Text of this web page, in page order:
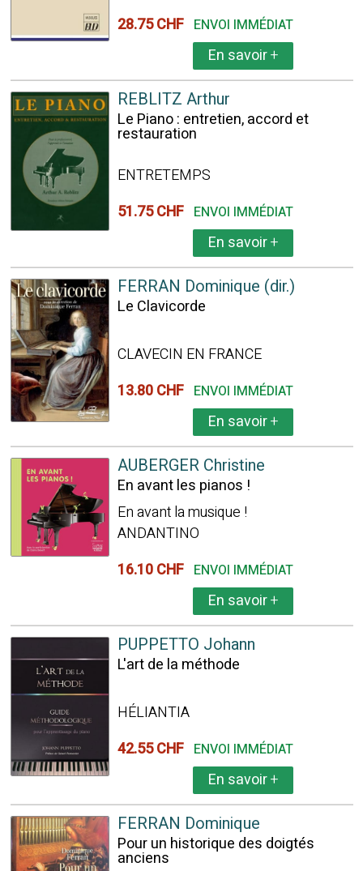
28.75 CHF ENVOI IMMÉDIAT
En savoir+
REBLITZ Arthur
Le Piano : entretien, accord et
restauration
ENTRETEMPS
51.75 CHF ENVOI IMMÉDIAT
En savoir+
FERRAN Dominique (dir.)
Le Clavicorde
CLAVECIN EN FRANCE
13.80 CHF ENVOI IMMÉDIAT
En savoir+
AUBERGER Christine
En avant les pianos !
En avant la musique !
ANDANTINO
16.10 CHF ENVOI IMMÉDIAT
En savoir+
PUPPETTO Johann
L'art de la méthode
HÉLIANTIA
42.55 CHF ENVOI IMMÉDIAT
En savoir+
FERRAN Dominique
Pour un historique des doigtés
anciens